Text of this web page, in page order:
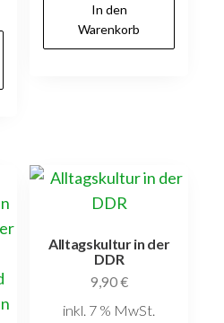
In den
Warenkorb
Alltagskultur in der
DDR
9,90€
inkl. 7 % MwSt.